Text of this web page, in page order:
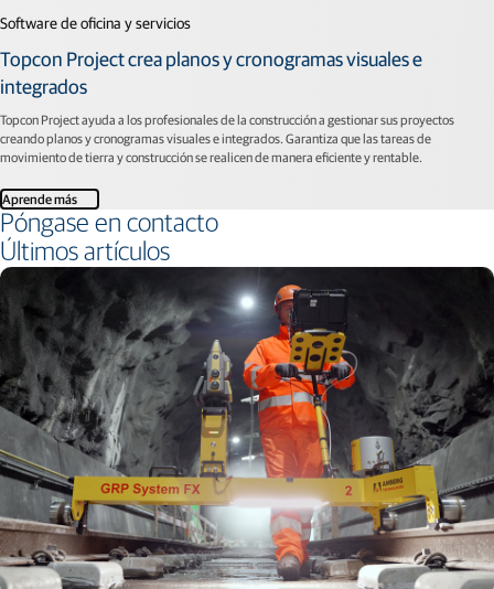
Software de oficina y servicios
Topcon Project crea planos y cronogramas visuales e
integrados
Topcon Project ayuda a los profesionales de la construcción a gestionar sus proyectos
creando planos y cronogramas visuales e integrados. Garantiza que las tareas de
movimiento de tierra y construcción se realicen de manera eficiente y rentable.
Aprende más
Póngase en contacto
Últimos artículos